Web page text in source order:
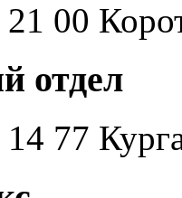
00
отдел
77